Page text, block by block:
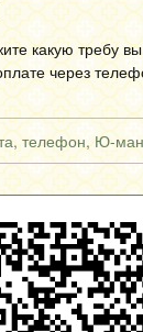
какую требу
через
телефон, Ю-